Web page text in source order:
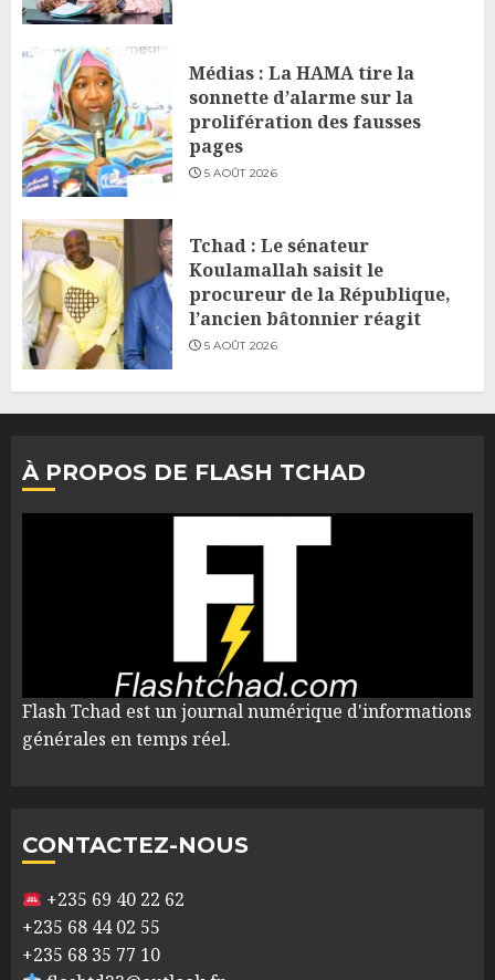
Médias : La HAMA tire la
sonnette d’alarme sur la
prolifération des fausses
pages
5 AOÛT 2026
Tchad : Le sénateur
Koulamallah saisit le
procureur de la République,
l’ancien bâtonnier réagit
5 AOÛT 2026
À PROPOS DE FLASH TCHAD
Flash Tchad est un journal numérique d'informations
générales en temps réel.
CONTACTEZ-NOUS
+235 69 40 22 62
+235 68 44 02 55
+235 68 35 77 10